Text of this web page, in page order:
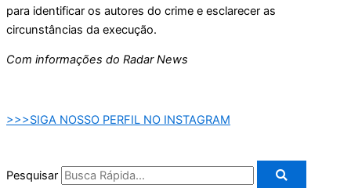
para identificar os autores do crime e esclarecer as
circunstâncias da execução.
Com informações do Radar News
>>>SIGA NOSSO PERFIL NO INSTAGRAM
Pesquisar